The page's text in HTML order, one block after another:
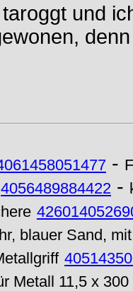
und
-
4056489884422 -
blauer Sand,
Metall 11,5 x 300